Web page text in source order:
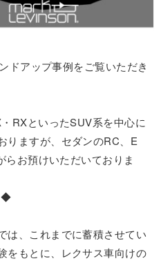
ドアップ事例をご覧いただき
RXといったSUV系を中心に
りますが、セダンのRC、E
お預けいただいておりま
◆
は、これまでに蓄積させてい
をもとに、レクサス車向けの